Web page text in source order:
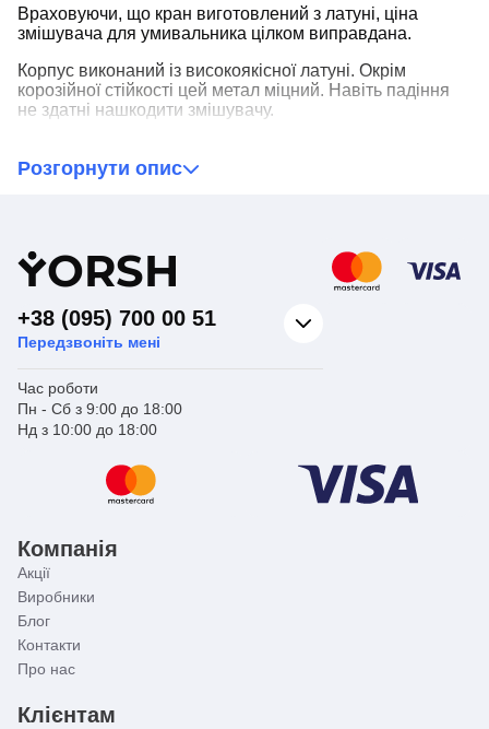
Враховуючи, що кран виготовлений з латуні, ціна
змішувача для умивальника цілком виправдана.
Корпус виконаний із високоякісної латуні. Окрім
корозійної стійкості цей метал міцний. Навіть падіння
не здатні нашкодити змішувачу.
для раковини справно працював протягом усього
відпрацювати 10 і більше років.
Розгорнути опис
YORSH
+38 (095) 700 00 51
Передзвоніть мені
Час роботи
Пн - Сб з 9:00 до 18:00
Нд з 10:00 до 18:00
Компанія
Акції
Виробники
Блог
Контакти
Про нас
Клієнтам